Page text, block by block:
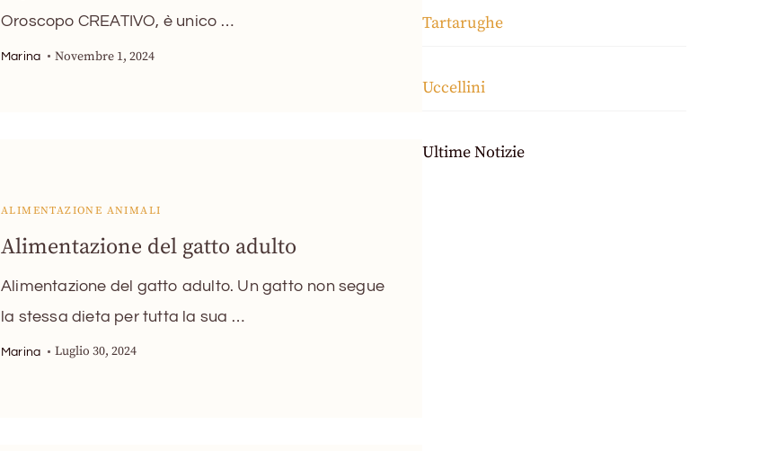
Oroscopo CREATIVO, è unico …
Marina Novembre 1, 2024
ALIMENTAZIONE ANIMALI
Alimentazione del gatto adulto
Alimentazione del gatto adulto. Un gatto non segue
la stessa dieta per tutta la sua …
Marina Luglio 30, 2024
Tartarughe
Uccellini
Ultime Notizie